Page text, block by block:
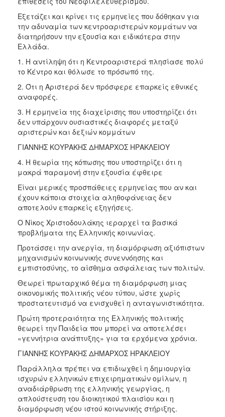
Εξετάζει και κρίνει τις ερμηνείες που δόθηκαν για
την αδυναμία των κεντροαριστερών κομμάτων να
διατηρήσουν την εξουσία και ειδικότερα στην
Ελλάδα.
1. Η αντίληψη ότι η Κεντροαριστερά πλησίασε πολύ
το Κέντρο και θόλωσε το πρόσωπό της.
2. Ότι η Αριστερά δεν πρόσφερε επαρκείς εθνικές
αναφορές.
3. Η ερμηνεία της διαχείρισης που υποστηρίζει ότι
δεν υπάρχουν ουσιαστικές διαφορές μεταξύ
αριστερών και δεξιών κομμάτων
ΓΙΑΝΝΗΣ ΚΟΥΡΑΚΗΣ ΔΗΜΑΡΧΟΣ ΗΡΑΚΛΕΙΟΥ
4. Η θεωρία της κόπωσης που υποστηρίζει ότι η
μακρά παραμονή στην εξουσία έφθειρε
Είναι μερικές προσπάθειες ερμηνείας που αν και
έχουν κάποια στοιχεία αληθοφάνειας δεν
αποτελούν επαρκείς εξηγήσεις.
Ο Νίκος Χριστοδουλάκης ιεραρχεί τα βασικά
προβλήματα της Ελληνικής κοινωνίας.
Προτάσσει την ανεργία, τη διαμόρφωση αξιόπιστων
μηχανισμών κοινωνικής συνεννόησης και
εμπιστοσύνης, το αίσθημα ασφάλειας των πολιτών.
Θεωρεί πρωταρχικό θέμα τη διαμόρφωση μιας
οικονομικής πολιτικής νέου τύπου, ώστε χωρίς
προστατευτισμό να ενισχυθεί η ανταγωνιστικότητα.
Πρώτη προτεραιότητα της Ελληνικής πολιτικής
θεωρεί την Παιδεία που μπορεί να αποτελέσει
«γεννήτρια ανάπτυξης» για τα ερχόμενα χρόνια.
ΓΙΑΝΝΗΣ ΚΟΥΡΑΚΗΣ ΔΗΜΑΡΧΟΣ ΗΡΑΚΛΕΙΟΥ
Παράλληλα πρέπει να επιδιωχθεί η δημιουργία
ισχυρών ελληνικών επιχειρηματικών ομίλων, η
αναδιάρθρωση της ελληνικής γεωργίας, η
απλούστευση του διοικητικού πλαισίου και η
διαμόρφωση νέου ιστού κοινωνικής στήριξης.